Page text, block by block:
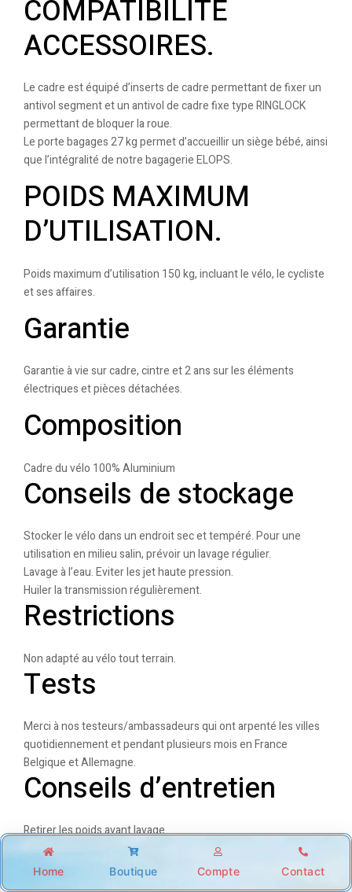
COMPATIBILITE
ACCESSOIRES.
Le cadre est équipé d’inserts de cadre permettant de fixer un
antivol segment et un antivol de cadre fixe type RINGLOCK
permettant de bloquer la roue.
Le porte bagages 27 kg permet d’accueillir un siège bébé, ainsi
que l’intégralité de notre bagagerie ELOPS.
POIDS MAXIMUM
D’UTILISATION.
Poids maximum d’utilisation 150 kg, incluant le vélo, le cycliste
et ses affaires.
Garantie
Garantie à vie sur cadre, cintre et 2 ans sur les éléments
électriques et pièces détachées.
Composition
Cadre du vélo 100% Aluminium
Conseils de stockage
Stocker le vélo dans un endroit sec et tempéré. Pour une
utilisation en milieu salin, prévoir un lavage régulier.
Lavage à l’eau. Eviter les jet haute pression.
Huiler la transmission régulièrement.
Restrictions
Non adapté au vélo tout terrain.
Tests
Merci à nos testeurs/ambassadeurs qui ont arpenté les villes
quotidiennement et pendant plusieurs mois en France
Belgique et Allemagne.
Conseils d’entretien
Retirer les poids avant lavage.
Manuel d’utilisation
Shop Account Search Wishlist
Home Boutique Compte Contact